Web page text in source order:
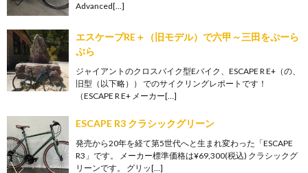
Advanced[…]
エスケープRE＋（旧モデル）で六甲～三田をぷーら
ぷら
ジャイアントのクロスバイク型Eバイク、ESCAPE R E+（の、
旧型（以下略）） でのサイクリングレポートです！
（ESCAPE R E+ メーカー[…]
ESCAPE R3 クラシックグリーン
発売から20年を経て第5世代へと生まれ変わった「ESCAPE
R3」です。 メーカー標準価格は¥69,300(税込) クラシックグ
リーンです。 グリッ[…]